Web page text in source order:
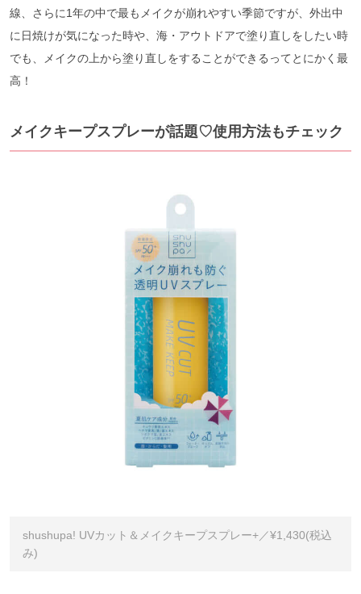
線、さらに1年の中で最もメイクが崩れやすい季節ですが、外出中
に日焼けが気になった時や、海・アウトドアで塗り直しをしたい時
でも、メイクの上から塗り直しをすることができるってとにかく最
高！
メイクキープスプレーが話題♡使用方法もチェック
shushupa! UVカット＆メイクキープスプレー+／¥1,430(税込
み)